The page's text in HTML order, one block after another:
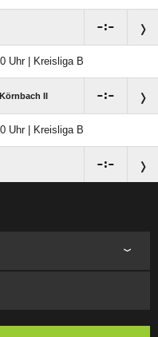
:
Uhr | Kreisliga B
II :
Uhr | Kreisliga B
: